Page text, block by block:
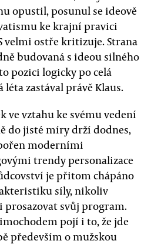
opustil, posunul se ideově
ke krajní pravici
velmi ostře kritizuje. Strana
budovaná s ideou silného
pozici logicky po celá
léta zastával právě Klaus.
ve vztahu ke svému vedení
do jisté míry drží dodnes,
moderními
trendy personalizace
je přitom chápáno
síly, nikoliv
prosazovat svůj program.
pojí i to, že jde
především o mužskou